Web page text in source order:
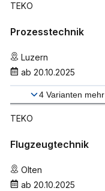
TEKO
Prozesstechnik
Luzern
ab 20.10.2025
4 Varianten mehr
TEKO
Flugzeugtechnik
Olten
ab 20.10.2025